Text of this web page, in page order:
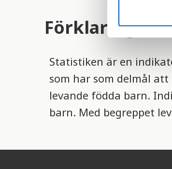
S
e
e
t
i
n
Förklaring
Statistiken är en
som har som delmål
levande födda barn.
barn. Med begreppet